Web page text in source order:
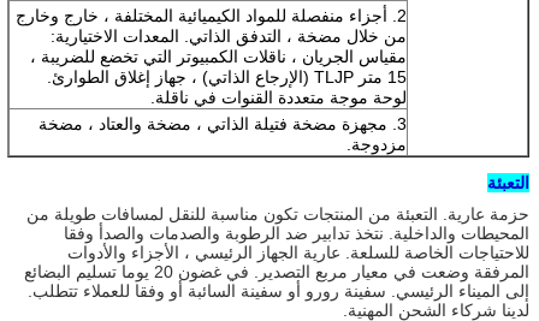
2. أجزاء منفصلة للمواد الكيميائية المختلفة ، خارج وخارج
من خلال مضخة ، التدفق الذاتي. المعدات الاختيارية:
مقياس الجريان ، ناقلات الكمبيوتر التي تخضع للضريبة ،
15 متر TLJP (الإرجاع الذاتي) ، جهاز إغلاق الطوارئ.
لوحة موجة متعددة القنوات في ناقلة.
3. مجهزة مضخة فتيلة الذاتي ، مضخة والعتاد ، مضخة
مزدوجة.
التعبئة
حزمة عارية. التعبئة من المنتجات تكون مناسبة للنقل لمسافات طويلة من
المحيطات والداخلية. نتخذ تدابير ضد الرطوبة والصدمات والصدأ وفقا
للاحتياجات الخاصة للسلعة. عارية الجهاز الرئيسي ، الأجزاء والأدوات
المرفقة وضعت في معيار مربع التصدير. في غضون 20 يوما تسليم البضائع
إلى الميناء الرئيسي. سفينة رورو أو سفينة السائبة أو وفقا للعملاء تتطلب.
لدينا شركاء الشحن المهنية.